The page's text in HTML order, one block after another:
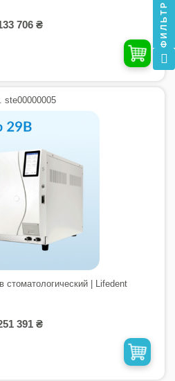
706 ₴
ste00000005
стоматологический | Lifedent
391 ₴
ФИЛЬТР